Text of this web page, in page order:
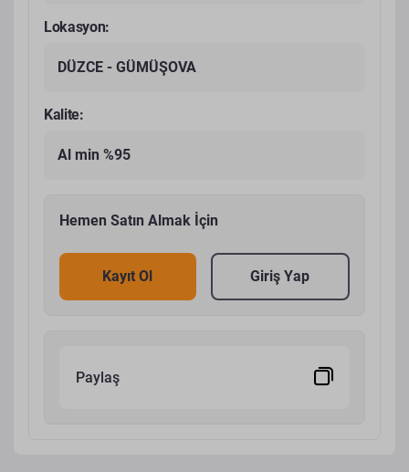
Lokasyon:
DÜZCE - GÜMÜŞOVA
Kalite:
Al min %95
Hemen Satın Almak İçin
Kayıt Ol Giriş Yap
Paylaş